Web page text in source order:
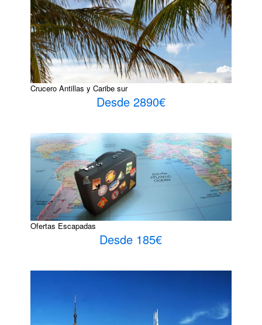
Crucero Antillas y Caribe sur
Desde 2890€
Ofertas Escapadas
Desde 185€